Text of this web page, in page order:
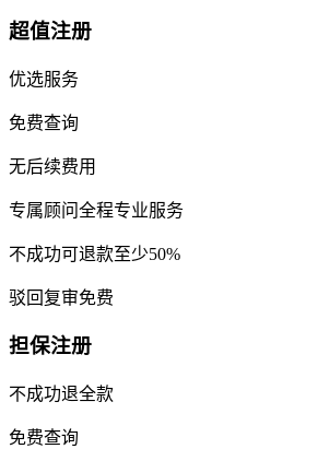
超值注册
优选服务
免费查询
无后续费用
专属顾问全程专业服务
不成功可退款至少50%
驳回复审免费
担保注册
不成功退全款
免费查询